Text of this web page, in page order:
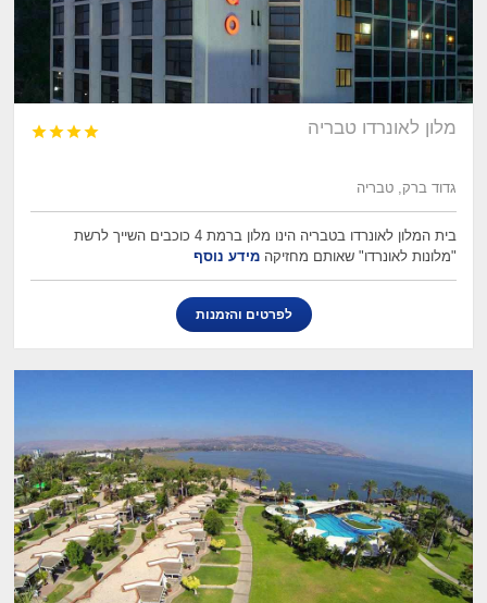
מלון לאונרדו טבריה 



גדוד ברק, טבריה
בית המלון לאונרדו בטבריה הינו מלון ברמת 4 כוכבים השייך לרשת
"מלונות לאונרדו" שאותם מחזיקהמידע נוסף
לפרטים והזמנות